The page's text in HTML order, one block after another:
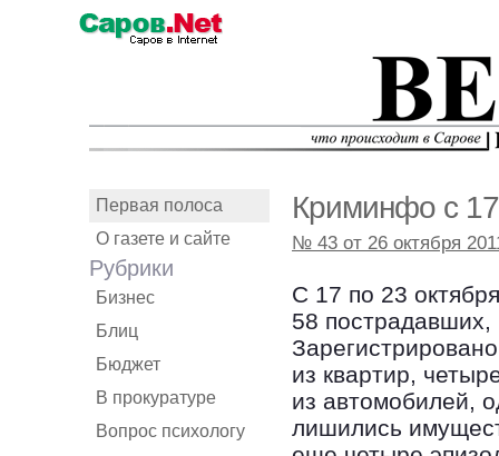
Первая полоса
О газете и сайте
Рубрики
Бизнес
Блиц
Бюджет
В прокуратуре
Вопрос психологу
Криминфо с
№ 43 от 26 октября
С 17 по 23
58
из квартир,
из автомобилей,
лишились